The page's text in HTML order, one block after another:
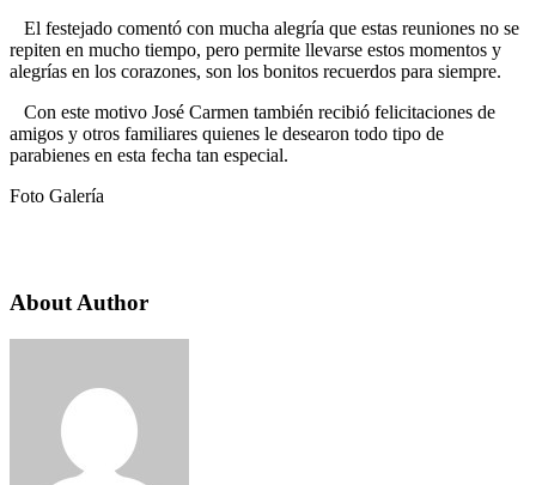
El festejado comentó con mucha alegría que estas reuniones no se
repiten en mucho tiempo, pero permite llevarse estos momentos y
alegrías en los corazones, son los bonitos recuerdos para siempre.
Con este motivo José Carmen también recibió felicitaciones de
amigos y otros familiares quienes le desearon todo tipo de
parabienes en esta fecha tan especial.
Foto Galería
About Author